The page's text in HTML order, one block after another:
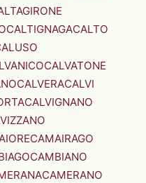
CALTIGNAGACALTO
CALVATONE
CALVERACALVI
CALVIGNANO
CAMAIRAGO
CAMBIANO
CAMERANO